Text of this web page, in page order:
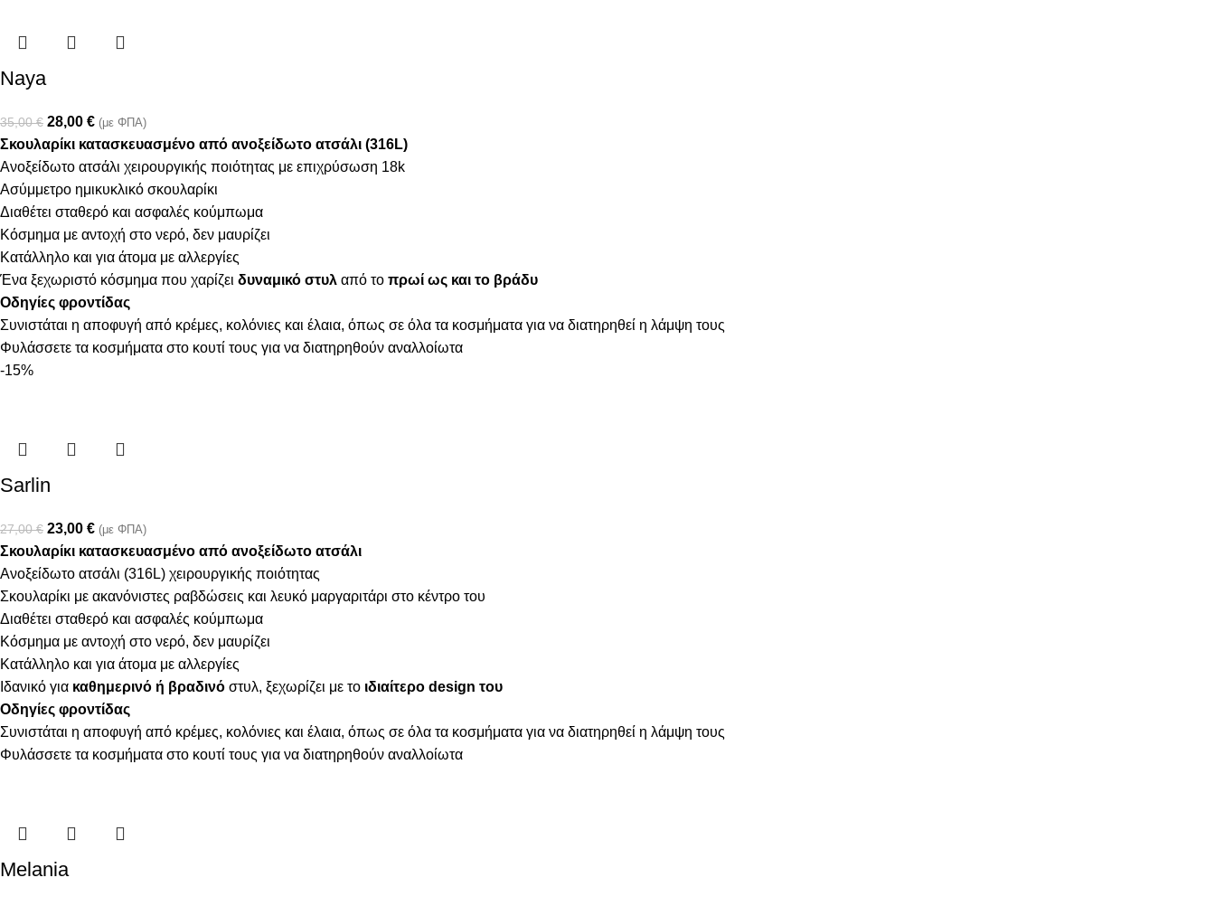
Naya
35,00€ 28,00 € (με ΦΠΑ)
Σκουλαρίκι κατασκευασμένο από ανοξείδωτο ατσάλι (316L)
Ανοξείδωτο ατσάλι χειρουργικής ποιότητας με επιχρύσωση 18k
Ασύμμετρο ημικυκλικό σκουλαρίκι
Διαθέτει σταθερό και ασφαλές κούμπωμα
Κόσμημα με αντοχή στο νερό, δεν μαυρίζει
Κατάλληλο και για άτομα με αλλεργίες
Ένα ξεχωριστό κόσμημα που χαρίζει δυναμικό στυλ από το πρωί ως και το βράδυ
Οδηγίες φροντίδας
Συνιστάται η αποφυγή από κρέμες, κολόνιες και έλαια, όπως σε όλα τα κοσμήματα για να διατηρηθεί η λάμψη τους
Φυλάσσετε τα κοσμήματα στο κουτί τους για να διατηρηθούν αναλλοίωτα
-15%
Sarlin
27,00€ 23,00 € (με ΦΠΑ)
Σκουλαρίκι κατασκευασμένο από ανοξείδωτο ατσάλι
Ανοξείδωτο ατσάλι (316L) χειρουργικής ποιότητας
Σκουλαρίκι με ακανόνιστες ραβδώσεις και λευκό μαργαριτάρι στο κέντρο του
Διαθέτει σταθερό και ασφαλές κούμπωμα
Κόσμημα με αντοχή στο νερό, δεν μαυρίζει
Κατάλληλο και για άτομα με αλλεργίες
Ιδανικό για καθημερινό ή βραδινό στυλ, ξεχωρίζει με το ιδιαίτερο design του
Οδηγίες φροντίδας
Συνιστάται η αποφυγή από κρέμες, κολόνιες και έλαια, όπως σε όλα τα κοσμήματα για να διατηρηθεί η λάμψη τους
Φυλάσσετε τα κοσμήματα στο κουτί τους για να διατηρηθούν αναλλοίωτα
Melania